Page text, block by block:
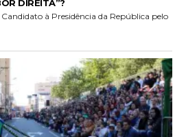
DIREITA”?
à Presidência da República pelo